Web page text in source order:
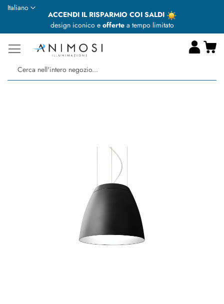
ACCENDI IL RISPARMIO COI SALDI
design iconico e offertea tempo limitato
Lingua
Italiano